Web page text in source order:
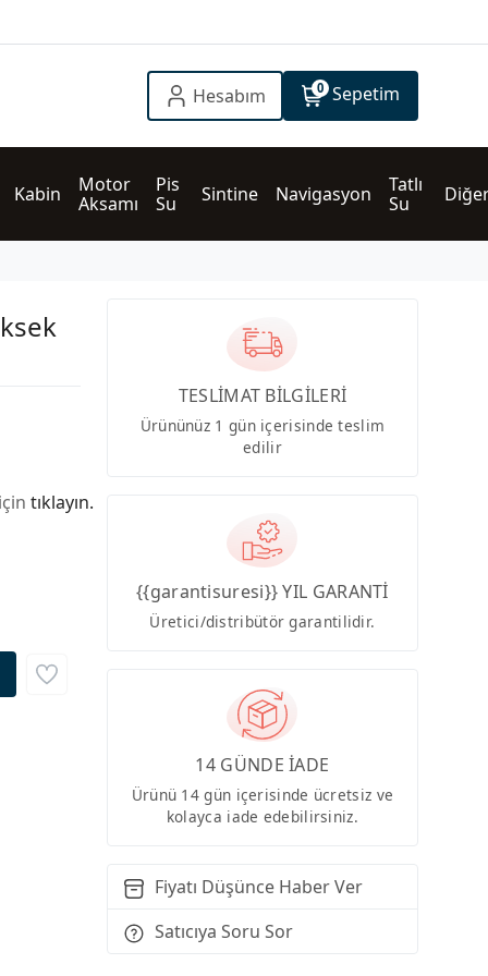
Hesabım 0 Sepetim
Kabin
Motor
Aksamı
Pis
Su
Sintine Navigasyon
Tatlı
Su
tıklayın.
TESLİMAT BİLGİLERİ
Ürününüz 1 gün içerisinde teslim
edilir
{{garantisuresi}} YIL GARANTİ
Üretici/distribütör garantilidir.
14 GÜNDE İADE
Ürünü 14 gün içerisinde ücretsiz ve
kolayca iade edebilirsiniz.
Fiyatı Düşünce Haber Ver
Satıcıya Soru Sor